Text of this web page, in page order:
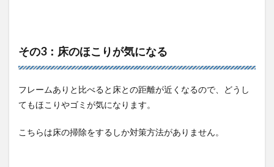
その3：床のほこりが気になる
フレームありと比べると床との距離が近くなるので、どうし
てもほこりやゴミが気になります。
こちらは床の掃除をするしか対策方法がありません。